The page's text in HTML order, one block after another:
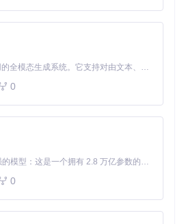
MiniMax H3 是一个通用的全模态生成系统。它支持对由文本、图像、视频和音频组成的多模态上下文进行统一理解，并能生成分辨率高达 2K、时长可达 15 秒的带原生立体声音频的视频。得益于面向任务泛化的系统设计，H3 在预训练阶段就已具备广泛的多模态上下文理解与生成能力，能够出色地执行复杂的多模态指令。
0
Kimi K3 是Kimi能力最强的模型：这是一个拥有 2.8 万亿参数的混合专家（MoE）模型，具备原生视觉理解能力，并支持 100 万 token 的上下文窗口。
0